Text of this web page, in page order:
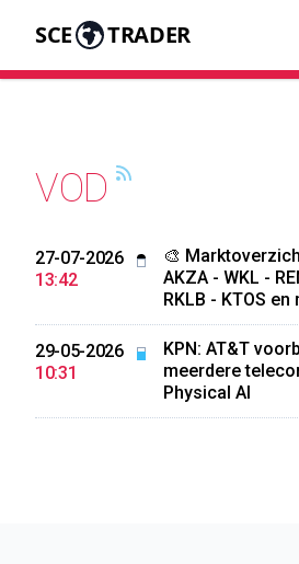
SCE TRADER
VOD
27-07-2026
13:42
🎨
AKZA - WKL -
RKLB - KTOS en
29-05-2026
10:31
KPN: AT&T
meerdere
Physical AI